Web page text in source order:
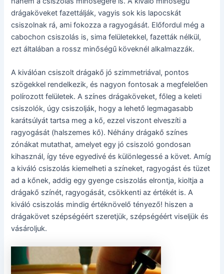
drágaköveket fazettálják, vagyis sok kis lapocskát
csiszolnak rá, ami fokozza a ragyogását. Előfordul még a
cabochon csiszolás is, sima felületekkel, fazetták nélkül,
ezt általában a rossz minőségű köveknél alkalmazzák.
A kiválóan csiszolt drágakő jó szimmetriával, pontos
szögekkel rendelkezik, és nagyon fontosak a megfelelően
polírozott felületek. A színes drágaköveket, főleg a keleti
csiszolók, úgy csiszolják, hogy a lehető legmagasabb
karátsúlyát tartsa meg a kő, ezzel viszont elveszíti a
ragyogását (halszemes kő). Néhány drágakő színes
zónákat mutathat, amelyet egy jó csiszoló gondosan
kihasznál, így téve egyedivé és különlegessé a követ. Amíg
a kiváló csiszolás kiemelheti a színeket, ragyogást és tüzet
ad a kőnek, addig egy gyenge csiszolás elrontja, kioltja a
drágakő színét, ragyogását, csökkenti az értékét is. A
kiváló csiszolás mindig értéknövelő tényező! hiszen a
drágakövet szépségéért szeretjük, szépségéért viseljük és
vásároljuk.